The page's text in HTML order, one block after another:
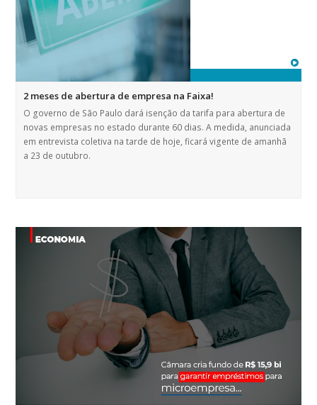
2 meses de abertura de empresa na Faixa!
O governo de São Paulo dará isenção da tarifa para abertura de
novas empresas no estado durante 60 dias. A medida, anunciada
em entrevista coletiva na tarde de hoje, ficará vigente de amanhã
a 23 de outubro.